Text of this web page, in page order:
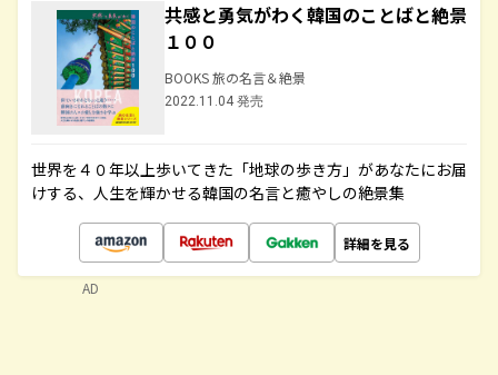
共感と勇気がわく韓国のことばと絶景
１００
BOOKS 旅の名言＆絶景
2022.11.04 発売
世界を４０年以上歩いてきた「地球の歩き方」があなたにお届
けする、人生を輝かせる韓国の名言と癒やしの絶景集
詳細を見る
AD